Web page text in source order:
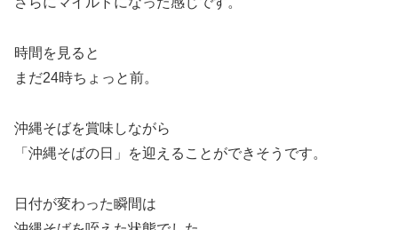
時間を見ると
まだ24時ちょっと前。
沖縄そばを賞味しながら
「沖縄そばの日」を迎えることができそうです。
日付が変わった瞬間は